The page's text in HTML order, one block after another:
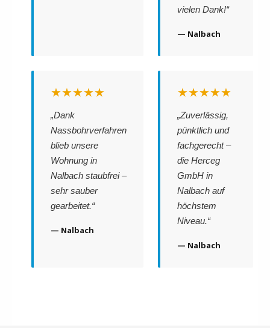
vielen Dank!“
— Nalbach
★★★★★
„Dank
Nassbohrverfahren
blieb unsere
Wohnung in
Nalbach staubfrei –
sehr sauber
gearbeitet.“
— Nalbach
★★★★★
„Zuverlässig,
pünktlich und
fachgerecht –
die Herceg
GmbH in
Nalbach auf
höchstem
Niveau.“
— Nalbach